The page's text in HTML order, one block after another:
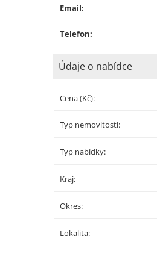
Email:
Telefon:
Údaje o nabídce
Cena (Kč):
Typ nemovitosti:
Typ nabídky:
Kraj:
Okres:
Lokalita: